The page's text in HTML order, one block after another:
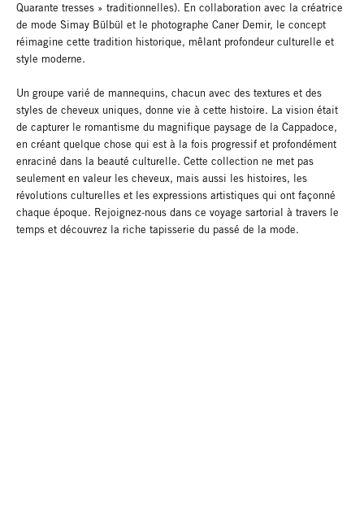
Quarante tresses » traditionnelles). En collaboration avec la créatrice
de mode Simay Bülbül et le photographe Caner Demir, le concept
réimagine cette tradition historique, mêlant profondeur culturelle et
style moderne.
Un groupe varié de mannequins, chacun avec des textures et des
styles de cheveux uniques, donne vie à cette histoire. La vision était
de capturer le romantisme du magnifique paysage de la Cappadoce,
en créant quelque chose qui est à la fois progressif et profondément
enraciné dans la beauté culturelle. Cette collection ne met pas
seulement en valeur les cheveux, mais aussi les histoires, les
révolutions culturelles et les expressions artistiques qui ont façonné
chaque époque. Rejoignez-nous dans ce voyage sartorial à travers le
temps et découvrez la riche tapisserie du passé de la mode.